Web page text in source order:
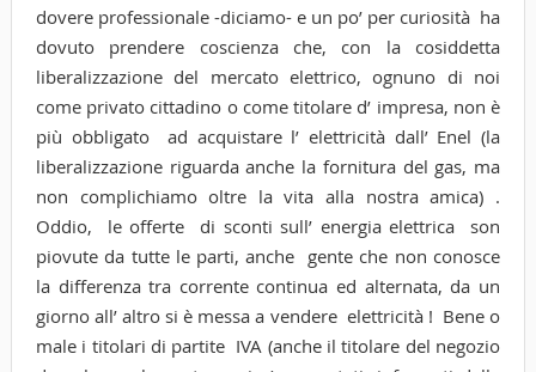
dovere professionale -diciamo- e un po’ per curiosità ha
dovuto prendere coscienza che, con la cosiddetta
liberalizzazione del mercato elettrico, ognuno di noi
come privato cittadino o come titolare d’ impresa, non è
più obbligato ad acquistare l’ elettricità dall’ Enel (la
liberalizzazione riguarda anche la fornitura del gas, ma
non complichiamo oltre la vita alla nostra amica) .
Oddio, le offerte di sconti sull’ energia elettrica son
piovute da tutte le parti, anche gente che non conosce
la differenza tra corrente continua ed alternata, da un
giorno all’ altro si è messa a vendere elettricità ! Bene o
male i titolari di partite IVA (anche il titolare del negozio